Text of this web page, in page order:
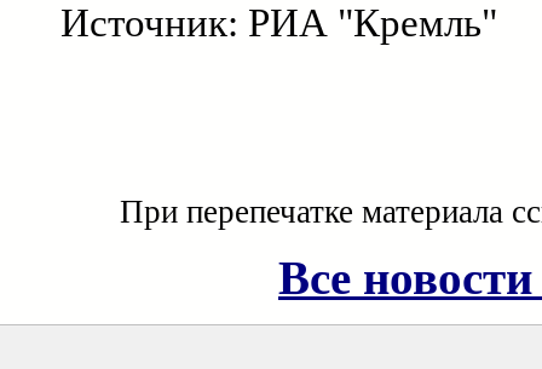
Источник: РИА "Кремль"
При перепечатке материала
Все